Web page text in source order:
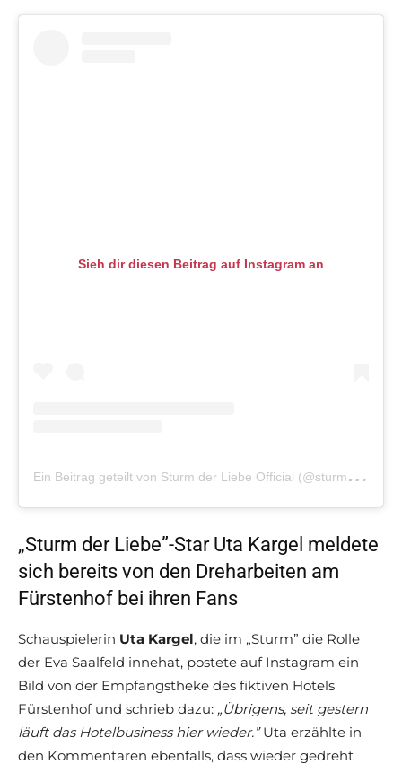
Sieh dir diesen Beitrag auf Instagram an
E
in Beitrag geteilt von Sturm der Liebe Official (@sturm_der_liebe)
„Sturm der Liebe”-Star Uta Kargel meldete
sich bereits von den Dreharbeiten am
Fürstenhof bei ihren Fans
Schauspielerin Uta Kargel, die im „Sturm” die Rolle
der Eva Saalfeld innehat, postete auf Instagram ein
Bild von der Empfangstheke des fiktiven Hotels
Fürstenhof und schrieb dazu: „Übrigens, seit gestern
läuft das Hotelbusiness hier wieder.”Uta erzählte in
den Kommentaren ebenfalls, dass wieder gedreht